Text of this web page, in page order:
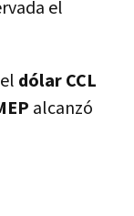
el
dólar CCL
alcanzó